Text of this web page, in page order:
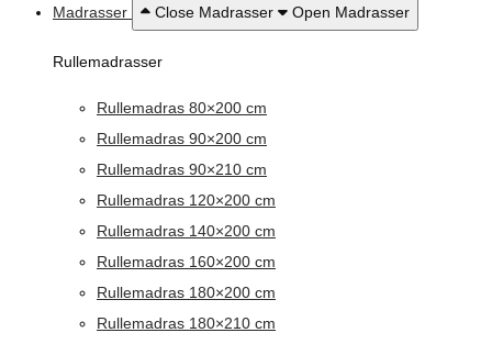
Madrasser
Close Madrasser Open Madrasser
Rullemadrasser
Rullemadras 80×200 cm
Rullemadras 90×200 cm
Rullemadras 90×210 cm
Rullemadras 120×200 cm
Rullemadras 140×200 cm
Rullemadras 160×200 cm
Rullemadras 180×200 cm
Rullemadras 180×210 cm